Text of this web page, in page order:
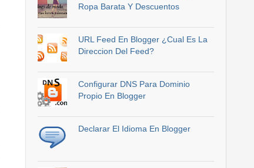
Ropa Barata Y Descuentos
URL Feed En Blogger ¿Cual Es La
Direccion Del Feed?
Configurar DNS Para Dominio
Propio En Blogger
Declarar El Idioma En Blogger